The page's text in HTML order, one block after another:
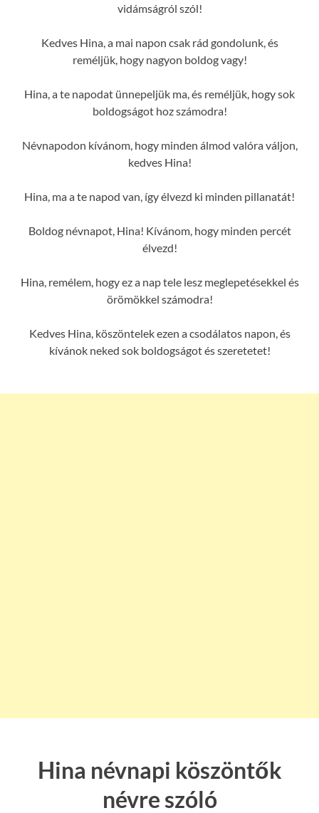
vidámságról szól!
Kedves Hina, a mai napon csak rád gondolunk, és
reméljük, hogy nagyon boldog vagy!
Hina, a te napodat ünnepeljük ma, és reméljük, hogy sok
boldogságot hoz számodra!
Névnapodon kívánom, hogy minden álmod valóra váljon,
kedves Hina!
Hina, ma a te napod van, így élvezd ki minden pillanatát!
Boldog névnapot, Hina! Kívánom, hogy minden percét
élvezd!
Hina, remélem, hogy ez a nap tele lesz meglepetésekkel és
örömökkel számodra!
Kedves Hina, köszöntelek ezen a csodálatos napon, és
kívánok neked sok boldogságot és szeretetet!
Hina névnapi köszöntők
névre szóló